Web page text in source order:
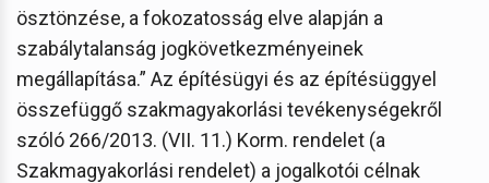
ösztönzése, a fokozatosság elve alapján a
szabálytalanság jogkövetkezményeinek
megállapítása.” Az építésügyi és az építésüggyel
összefüggő szakmagyakorlási tevékenységekről
szóló 266/2013. (VII. 11.) Korm. rendelet (a
Szakmagyakorlási rendelet) a jogalkotói célnak